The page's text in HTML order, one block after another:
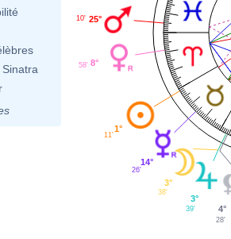
25°
10'
8°
58'
1°
11'
14°
26'
3°
38'
3°
39' 4°
28'